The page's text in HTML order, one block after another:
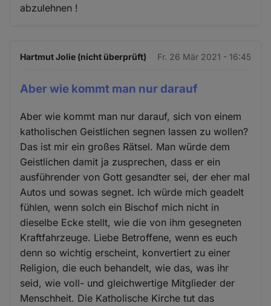
abzulehnen !
Hartmut Jolie (nicht überprüft) Fr. 26 Mär 2021 - 16:45
Aber wie kommt man nur darauf
Aber wie kommt man nur darauf, sich von einem
katholischen Geistlichen segnen lassen zu wollen?
Das ist mir ein großes Rätsel. Man würde dem
Geistlichen damit ja zusprechen, dass er ein
ausführender von Gott gesandter sei, der eher mal
Autos und sowas segnet. Ich würde mich geadelt
fühlen, wenn solch ein Bischof mich nicht in
dieselbe Ecke stellt, wie die von ihm gesegneten
Kraftfahrzeuge. Liebe Betroffene, wenn es euch
denn so wichtig erscheint, konvertiert zu einer
Religion, die euch behandelt, wie das, was ihr
seid, wie voll- und gleichwertige Mitglieder der
Menschheit. Die Katholische Kirche tut das